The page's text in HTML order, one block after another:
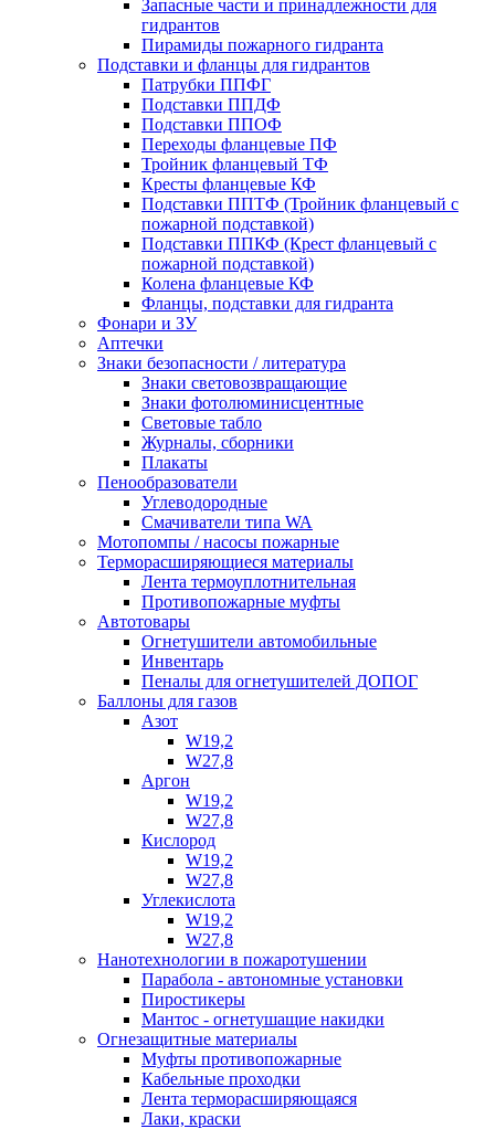
Запасные части и принадлежности для
гидрантов
Пирамиды пожарного гидранта
Подставки и фланцы для гидрантов
Патрубки ППФГ
Подставки ППДФ
Подставки ППОФ
Переходы фланцевые ПФ
Тройник фланцевый ТФ
Кресты фланцевые КФ
Подставки ППТФ (Тройник фланцевый с
пожарной подставкой)
Подставки ППКФ (Крест фланцевый с
пожарной подставкой)
Колена фланцевые КФ
Фланцы, подставки для гидранта
Фонари и ЗУ
Аптечки
Знаки безопасности / литература
Знаки световозвращающие
Знаки фотолюминисцентные
Световые табло
Журналы, сборники
Плакаты
Пенообразователи
Углеводородные
Смачиватели типа WA
Мотопомпы / насосы пожарные
Терморасширяющиеся материалы
Лента термоуплотнительная
Противопожарные муфты
Автотовары
Огнетушители автомобильные
Инвентарь
Пеналы для огнетушителей ДОПОГ
Баллоны для газов
Азот
W19,2
W27,8
Аргон
W19,2
W27,8
Кислород
W19,2
W27,8
Углекислота
W19,2
W27,8
Нанотехнологии в пожаротушении
Парабола - автономные установки
Пиростикеры
Мантос - огнетушащие накидки
Огнезащитные материалы
Муфты противопожарные
Кабельные проходки
Лента терморасширяющаяся
Лаки, краски